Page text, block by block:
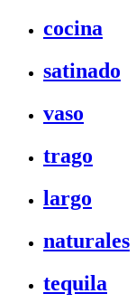
cocina
satinado
vaso
trago
largo
naturales
tequila